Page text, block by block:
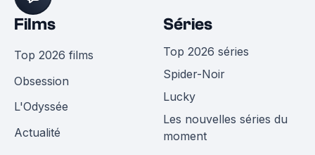
Films
Top 2026 films
Obsession
L'Odyssée
Actualité
Séries
Top 2026 séries
Spider-Noir
Lucky
Les nouvelles séries du
moment